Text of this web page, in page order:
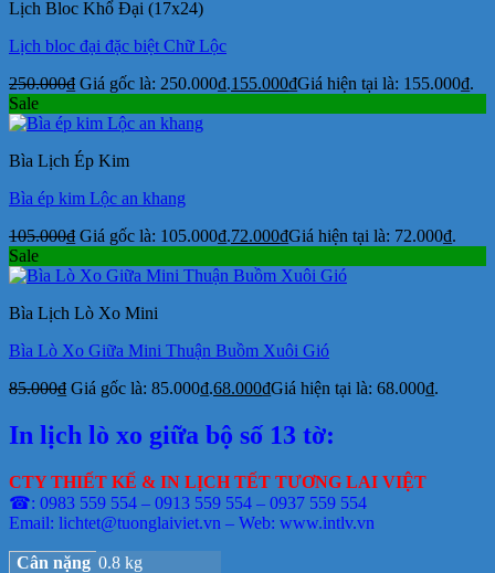
Lịch Bloc Khổ Đại (17x24)
Lịch bloc đại đặc biệt Chữ Lộc
250.000₫ Giá gốc là: 250.000₫.155.000₫Giá hiện tại là: 155.000₫.
Sale
Bìa Lịch Ép Kim
Bìa ép kim Lộc an khang
105.000₫ Giá gốc là: 105.000₫.72.000₫Giá hiện tại là: 72.000₫.
Sale
Bìa Lịch Lò Xo Mini
Bìa Lò Xo Giữa Mini Thuận Buồm Xuôi Gió
85.000₫ Giá gốc là: 85.000₫.68.000₫Giá hiện tại là: 68.000₫.
In lịch lò xo giữa bộ số 13 tờ:
CTY THIẾT KẾ & IN LỊCH TẾT TƯƠNG LAI VIỆT
☎: 0983 559 554 – 0913 559 554 – 0937 559 554
Email: lichtet@tuonglaiviet.vn – Web: www.intlv.vn
Cân nặng 0.8 kg